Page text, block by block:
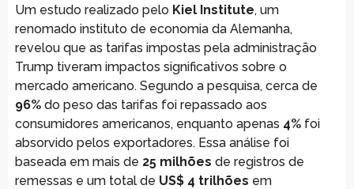
Um estudo realizado pelo Kiel Institute, um
renomado instituto de economia da Alemanha,
revelou que as tarifas impostas pela administração
Trump tiveram impactos significativos sobre o
mercado americano. Segundo a pesquisa, cerca de
96%do peso das tarifas foi repassado aos
consumidores americanos, enquanto apenas 4%foi
absorvido pelos exportadores. Essa análise foi
baseada em mais de 25 milhões de registros de
remessas e um total de US$ 4 trilhões em